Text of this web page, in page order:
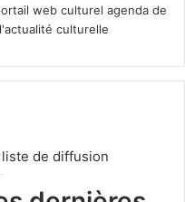
web culturel agenda de
culturelle
de diffusion